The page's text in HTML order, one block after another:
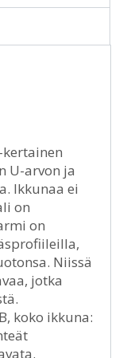
kertainen
U-arvon ja
Ikkunaa ei
on
on
Niissä
jotka
koko ikkuna: